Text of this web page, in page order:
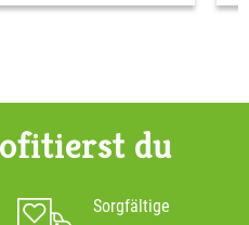
du
Sorgfältige